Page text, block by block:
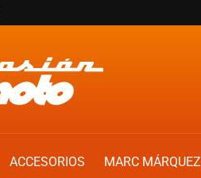
ACCESORIOS
MARC MÁRQUEZ